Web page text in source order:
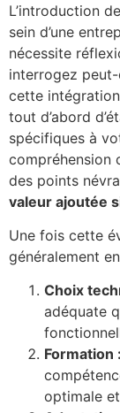
L’introduction
sein d’une
nécessite
interrogez
cette
tout d’abord
spécifiques à
compréhension
des points
valeur ajoutée
Une fois cette
généralement
Choix
adéquate
Formation :
optimale